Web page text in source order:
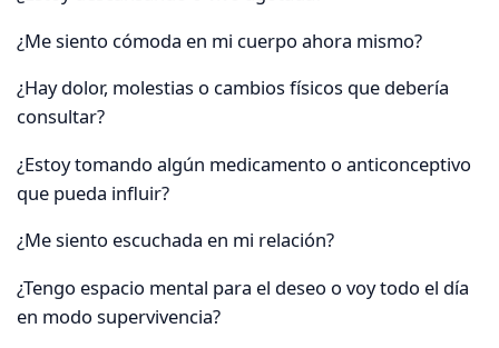
¿Me siento cómoda en mi cuerpo ahora mismo?
¿Hay dolor, molestias o cambios físicos que debería
consultar?
¿Estoy tomando algún medicamento o anticonceptivo
que pueda influir?
¿Me siento escuchada en mi relación?
¿Tengo espacio mental para el deseo o voy todo el día
en modo supervivencia?